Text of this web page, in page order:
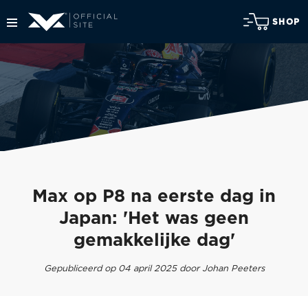
SHOP
Max op P8 na eerste dag in
Japan: 'Het was geen
gemakkelijke dag'
Gepubliceerd op 04 april 2025 door Johan Peeters